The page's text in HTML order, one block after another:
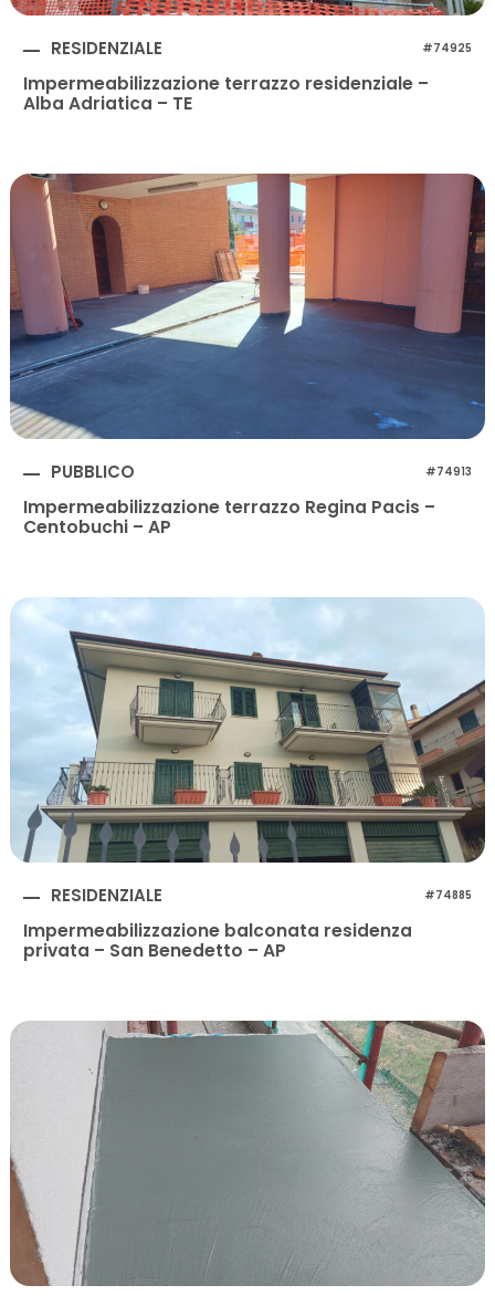
RESIDENZIALE #74925
Impermeabilizzazione terrazzo residenziale –
Alba Adriatica – TE
PUBBLICO #74913
Impermeabilizzazione terrazzo Regina Pacis –
Centobuchi – AP
RESIDENZIALE #74885
Impermeabilizzazione balconata residenza
privata – San Benedetto – AP